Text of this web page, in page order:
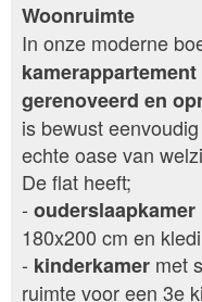
Woonruimte
In onze moderne
kamerappartement
gerenoveerd en
is bewust
echte oase van
De flat heeft;
- ouderslaapkamer
180x200 cm en
- kinderkamer met
ruimte voor een 3e